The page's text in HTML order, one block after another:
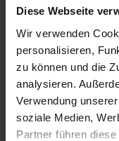
Diese Webseite
Wir verwenden
personalisieren,
zu können und die
analysieren.
Verwendung
soziale Medien,
Partner führen
IN DEN
WARENKORB
Anmelden für